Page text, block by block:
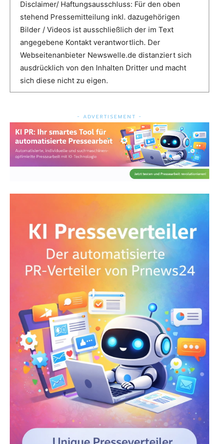
Disclaimer/ Haftungsausschluss: Für den oben
stehend Pressemitteilung inkl. dazugehörigen
Bilder / Videos ist ausschließlich der im Text
angegebene Kontakt verantwortlich. Der
Webseitenanbieter Newswelle.de distanziert sich
ausdrücklich von den Inhalten Dritter und macht
sich diese nicht zu eigen.
- ADVERTISEMENT -